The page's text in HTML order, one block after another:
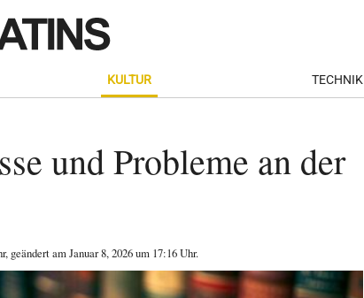
KULTUR TECHNIK
und Probleme an der
, geändert am Januar 8, 2026 um 17:16 Uhr.